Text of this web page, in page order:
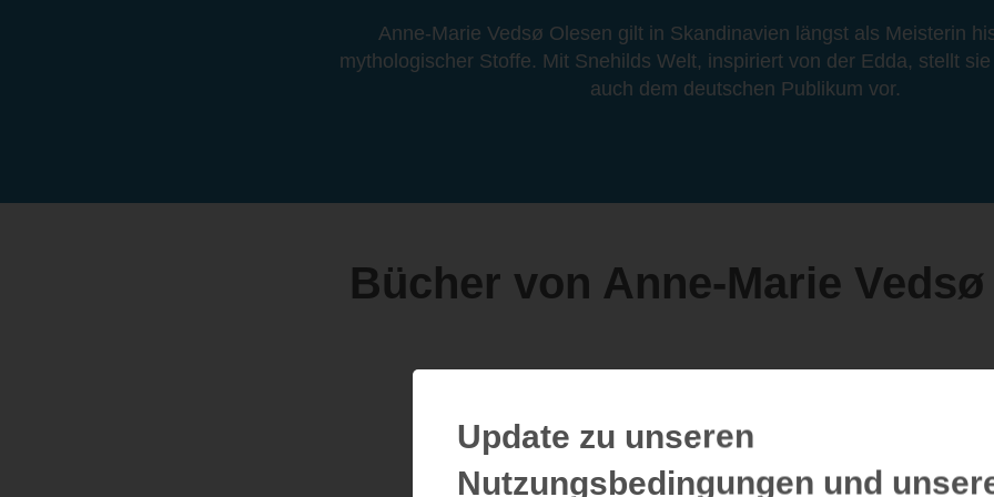
Anne-Marie Vedsø Olesen gilt in Skandinavien längst als Meisterin
mythologischer Stoffe. Mit Snehilds Welt, inspiriert von der Edda, stellt
auch dem deutschen Publikum vor.
Bücher von Anne-Marie
Update zu unseren
Nutzungsbedingungen und